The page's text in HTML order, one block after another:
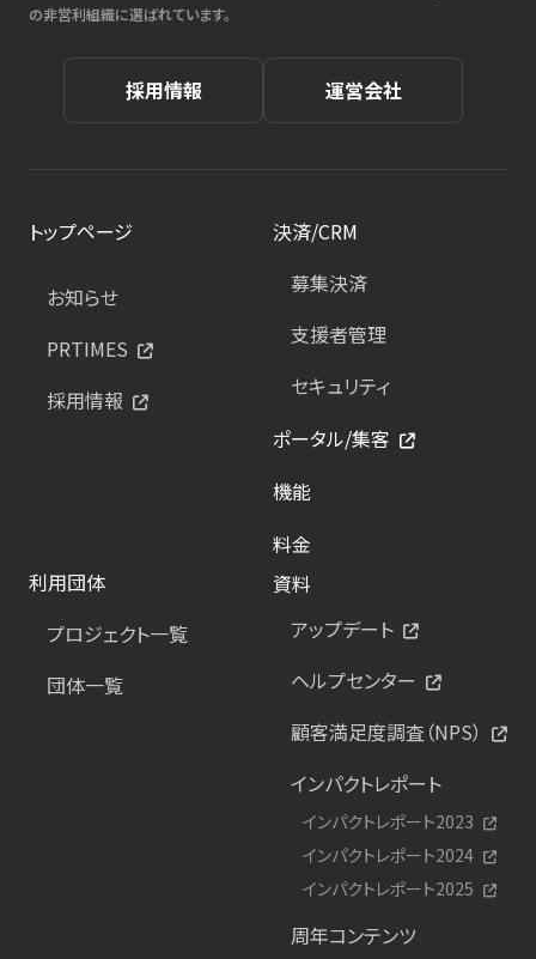
の非営利組織に選ばれています。
採用情報 運営会社
トップページ
お知らせ
PRTIMES
採用情報
決済/CRM
募集決済
支援者管理
セキュリティ
ポータル/集客
機能
料金
利用団体
プロジェクト一覧
団体一覧
資料
アップデート
ヘルプセンター
顧客満足度調査（NPS）
インパクトレポート
インパクトレポート2023
インパクトレポート2024
インパクトレポート2025
周年コンテンツ